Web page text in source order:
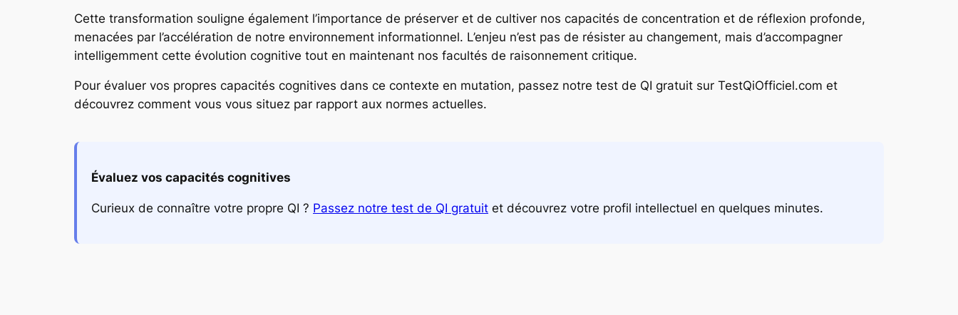
Cette transformation souligne également l’importance de préserver et de cultiver nos capacités de concentration et de réflexion profonde,
menacées par l’accélération de notre environnement informationnel. L’enjeu n’est pas de résister au changement, mais d’accompagner
intelligemment cette évolution cognitive tout en maintenant nos facultés de raisonnement critique.
Pour évaluer vos propres capacités cognitives dans ce contexte en mutation, passez notre test de QI gratuit sur TestQiOfficiel.com et
découvrez comment vous vous situez par rapport aux normes actuelles.
Évaluez vos capacités cognitives
Curieux de connaître votre propre QI ? Passez notre test de QI gratuit et découvrez votre profil intellectuel en quelques minutes.